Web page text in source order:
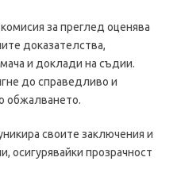
за преглед оценява
доказателства,
и доклади на съдии.
до справедливо и
обжалването.
своите заключения и
осигурявайки прозрачност